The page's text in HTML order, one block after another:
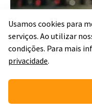
Gostou do